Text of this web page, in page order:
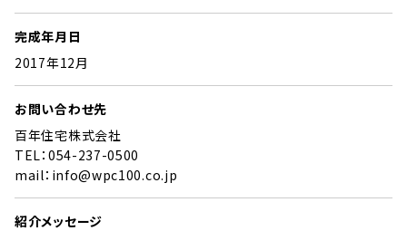
完成年月日
2017年12月
お問い合わせ先
百年住宅株式会社
TEL：054-237-0500
mail：info@wpc100.co.jp
紹介メッセージ